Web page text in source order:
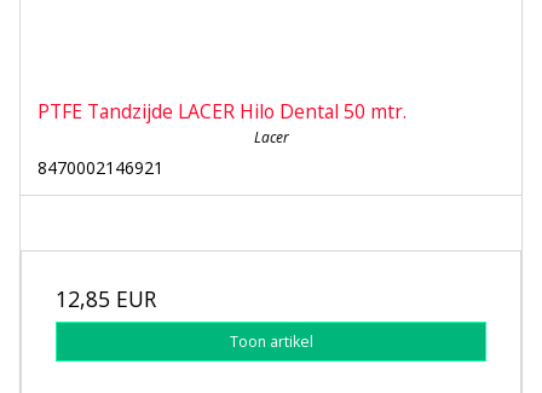
PTFE Tandzijde LACER Hilo Dental 50 mtr.
Lacer
8470002146921
12,85 EUR
Toon artikel